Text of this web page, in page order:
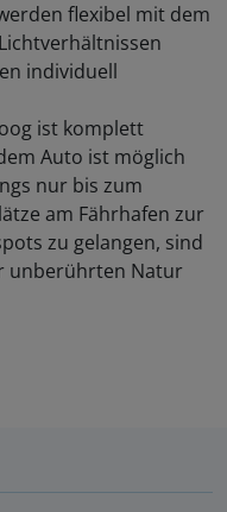
flexibel mit dem
individuell
ist komplett
Auto ist möglich
nur bis zum
am Fährhafen zur
zu gelangen, sind
unberührten Natur